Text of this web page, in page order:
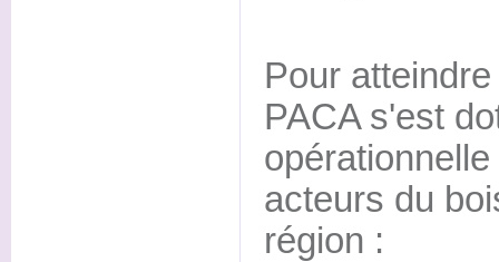
Pour
PACA s'est
acteurs du
région :